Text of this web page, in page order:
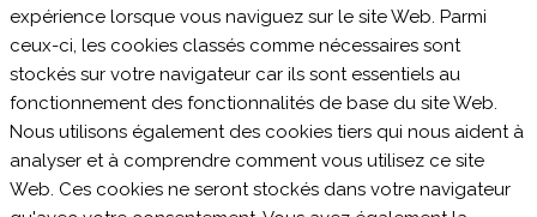
expérience lorsque vous naviguez sur le site Web. Parmi
ceux-ci, les cookies classés comme nécessaires sont
stockés sur votre navigateur car ils sont essentiels au
fonctionnement des fonctionnalités de base du site Web.
Nous utilisons également des cookies tiers qui nous aident à
analyser et à comprendre comment vous utilisez ce site
Web. Ces cookies ne seront stockés dans votre navigateur